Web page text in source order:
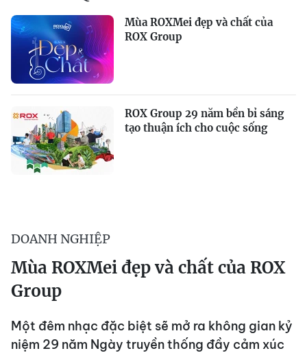
Mùa ROXMei đẹp và chất của
ROX Group
ROX Group 29 năm bền bỉ sáng
tạo thuận ích cho cuộc sống
DOANH NGHIỆP
Mùa ROXMei đẹp và chất của ROX
Group
Một đêm nhạc đặc biệt sẽ mở ra không gian kỷ
niệm 29 năm Ngày truyền thống đầy cảm xúc